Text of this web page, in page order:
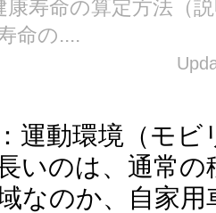
康寿命の算定方法（
命の....
運動環境（モビ
いのは、通常の
なのか、自家